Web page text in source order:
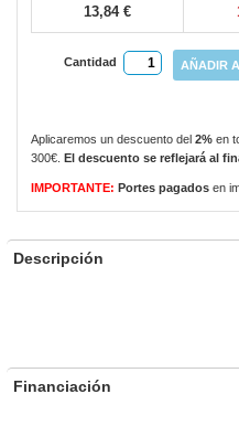
13,84 €
Cantidad AÑADIR
Aplicaremos un descuento del 2% en
300€.
El descuento se reflejará al
IMPORTANTE: Portes pagados en
Descripción
Financiación